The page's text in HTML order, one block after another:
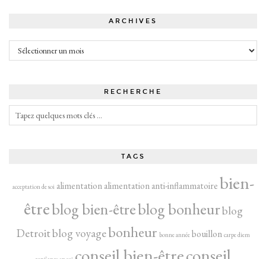
ARCHIVES
Archives
RECHERCHE
TAGS
acceptation de soi alimentation alimentation anti-inflammatoirebien-
êtreblog bien-êtreblog bonheurblog
Detroitblog voyagebonheur bonne année bouillon carpe diem